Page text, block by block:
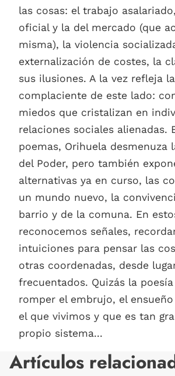
las cosas: el trabajo
oficial y la del mercado (que
misma), la violencia
externalización de costes, la
sus ilusiones. A la vez refleja
complaciente de este lado:
miedos que cristalizan en
relaciones sociales alienadas.
poemas, Orihuela desmenuza
del Poder, pero también
alternativas ya en curso, las
un mundo nuevo, la
barrio y de la comuna. En
reconocemos señales,
intuiciones para pensar las
otras coordenadas, desde
frecuentados. Quizás la
romper el embrujo, el
el que vivimos y que es tan
propio sistema...
Artículos